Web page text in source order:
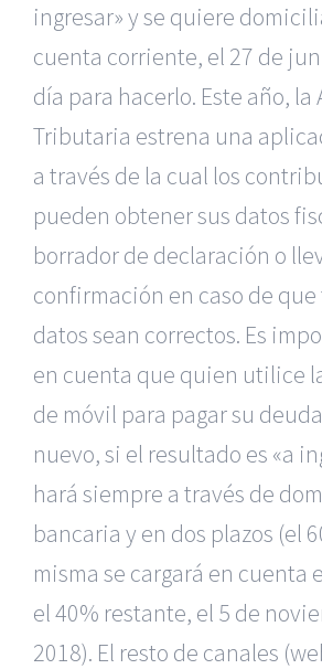
ingresar» y se quiere
cuenta corriente, el 27 de
día para hacerlo. Este año, la
Tributaria estrena una
a través de la cual los
pueden obtener sus datos
borrador de declaración o
confirmación en caso de que
datos sean correctos. Es
en cuenta que quien utilice
de móvil para pagar su
nuevo, si el resultado es «a
hará siempre a través de
bancaria y en dos plazos (el
misma se cargará en cuenta
el 40% restante, el 5 de
2018). El resto de canales